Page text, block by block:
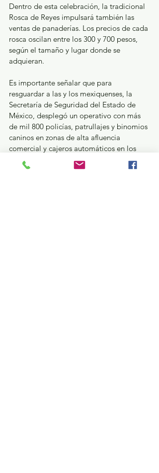
Dentro de esta celebración, la tradicional
Rosca de Reyes impulsará también las
ventas de panaderías. Los precios de cada
rosca oscilan entre los 300 y 700 pesos,
según el tamaño y lugar donde se
adquieran.
Es importante señalar que para
resguardar a las y los mexiquenses, la
Secretaría de Seguridad del Estado de
México, desplegó un operativo con más
de mil 800 policías, patrullajes y binomios
caninos en zonas de alta afluencia
comercial y cajeros automáticos en los
125 municipios de la entidad.
SEDECO